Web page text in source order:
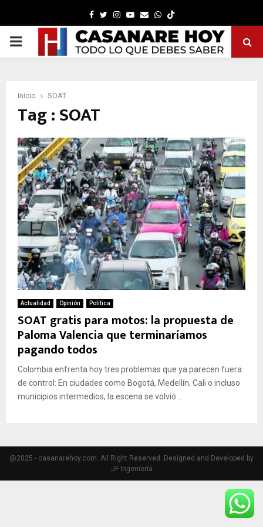
Facebook
TwitterInstagram
Youtube
EmailWhatsapp
PRIMARY
Inicio SOAT
Tag : SOAT
Actualidad Opinión Política
SOAT gratis para motos: la propuesta de
Paloma Valencia que terminaríamos
pagando todos
Colombia enfrenta hoy tres problemas que ya parecen fuera
de control: En ciudades como Bogotá, Medellín, Cali o incluso
municipios intermedios, la escena se volvió...
@2025 - casanarehoy.com. All Right Reserved. Designed and Developed by
JF Ingeniería